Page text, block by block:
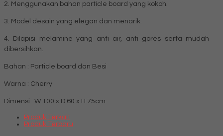
2. Menggunakan bahan particle board yang kokoh.
3. Model desain yang elegan dan menarik.
4. Dilapisi melamine yang anti air, anti gores serta mudah
dibersihkan.
Bahan : Particle board dan Besi
Warna : Cherry
Dimensi : W 100 x D 60 x H 75cm
Produk Terkait
Produk Terbaru